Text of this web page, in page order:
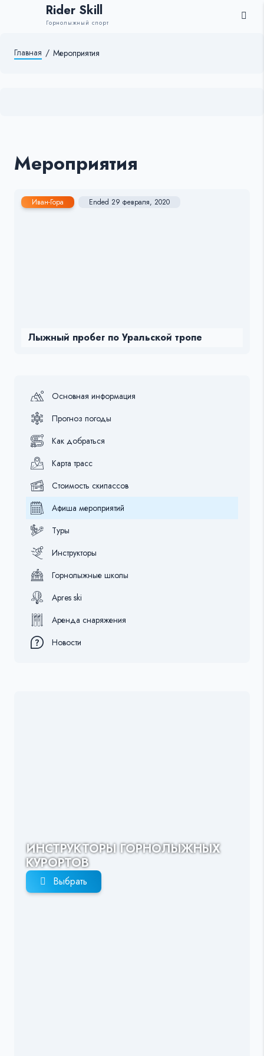
Rider Skill
Горнолыжный спорт
Главная / Мероприятия
Мероприятия
Иван-Гора Ended 29 февраля, 2020
Лыжный пробег по Уральской тропе
Основная информация
Прогноз погоды
Как добраться
Карта трасс
Стоимость скипассов
Афиша мероприятий
Туры
Инструкторы
Горнолыжные школы
Apres ski
Аренда снаряжения
Новости
ИНСТРУКТОРЫ ГОРНОЛЫЖНЫХ
КУРОРТОВ
Выбрать